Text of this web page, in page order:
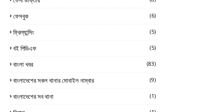
ফেসবুক (6)
ফ্রিল্যান্সিং (5)
বই পিডিএফ (5)
বাংলা খবর (83)
বাংলাদেশের সকল থানার মোবাইল নাম্বার (9)
বাংলাদেশের সব থানা (1)